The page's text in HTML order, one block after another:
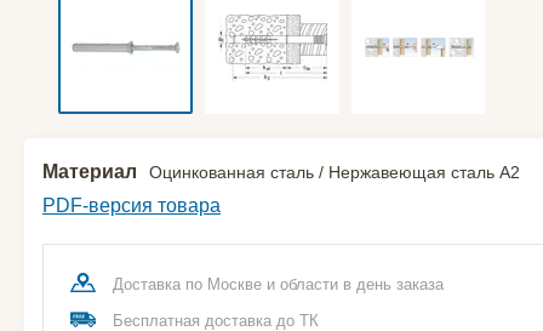
Материал Оцинкованная сталь / Нержавеющая сталь А2
PDF-версия товара
Доставка по Москве и области в день заказа
Бесплатная доставка до ТК